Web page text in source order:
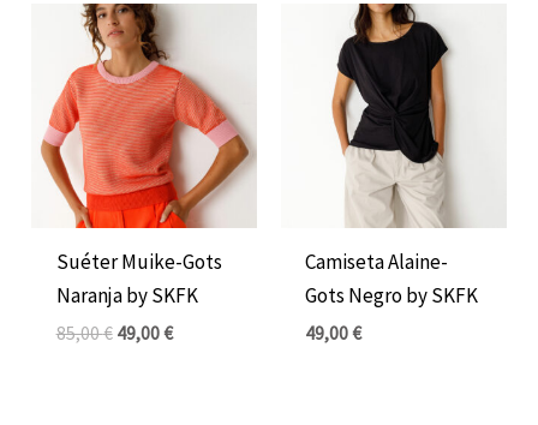
Suéter Muike-Gots
Naranja by SKFK
85,00€
El
precio
original
era:
85,00 €.
49,00€
El
es:
49,00 €.
Camiseta Alaine-
Gots Negro by SKFK
49,00€